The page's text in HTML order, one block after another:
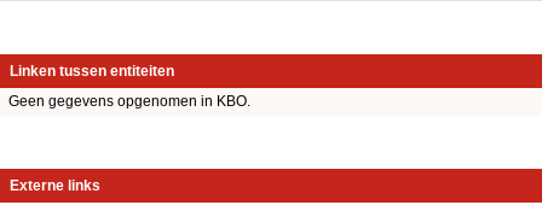
Linken tussen entiteiten
Geen gegevens opgenomen in KBO.
Externe links